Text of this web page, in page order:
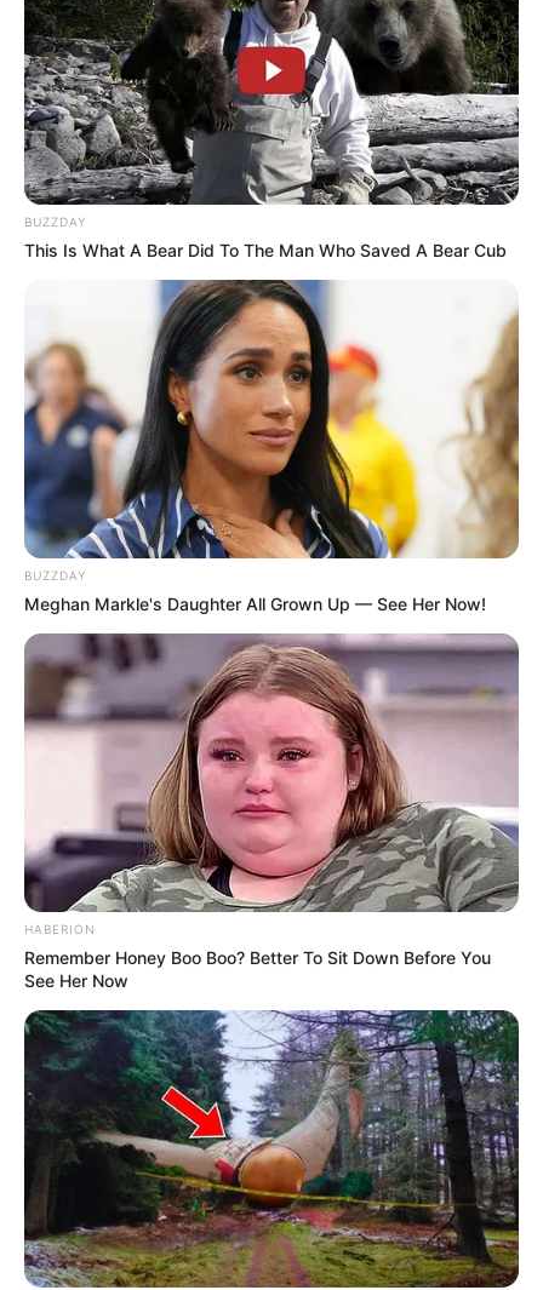
BUZZDAY
This Is What A Bear Did To The Man Who Saved A Bear Cub
BUZZDAY
Meghan Markle's Daughter All Grown Up — See Her Now!
HABERION
Remember Honey Boo Boo? Better To Sit Down Before You
See Her Now